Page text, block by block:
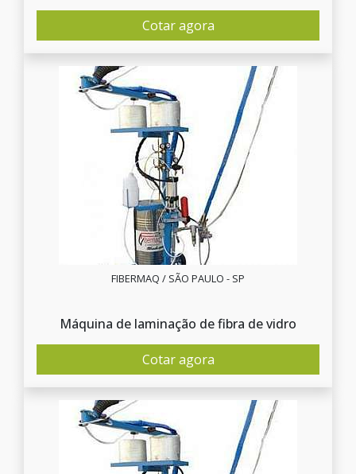
Cotar agora
FIBERMAQ / SÃO PAULO - SP
Máquina de laminação de fibra de vidro
Cotar agora